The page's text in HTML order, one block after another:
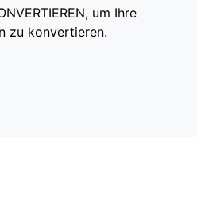
um Ihre
zu konvertieren.